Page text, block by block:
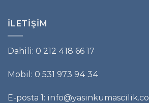
İLETIŞIM
Dahili: 0 212 418 66 17
Mobil: 0 531 973 94 34
E-posta 1: